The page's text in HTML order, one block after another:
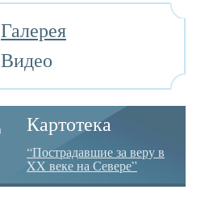
Галерея
Видео
Картотека
“Пострадавшие за веру в
XX веке на Севере”